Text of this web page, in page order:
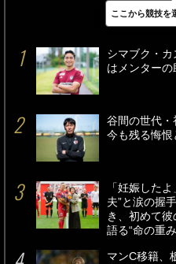
最新 24
シマブク・
はメンターの
谷間の世代・
今も残る悔恨
「妊娠した
夫”と涙の握
き、初めて
語る“命の重
マンC移籍、
ここから競技を